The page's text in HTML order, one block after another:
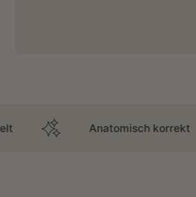
Anatomisch korrekt